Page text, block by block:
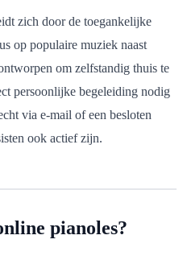
zich door de toegankelijke
op populaire muziek naast
om zelfstandig thuis te
persoonlijke begeleiding nodig
via e-mail of een besloten
ook actief zijn.
pianoles?